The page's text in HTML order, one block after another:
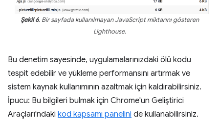
Şekil 6. Bir sayfada kullanılmayan JavaScript miktarını gösteren
Lighthouse.
Bu denetim sayesinde, uygulamalarınızdaki ölü kodu
tespit edebilir ve yükleme performansını artırmak ve
sistem kaynak kullanımının azaltmak için kaldırabilirsiniz.
İpucu: Bu bilgileri bulmak için Chrome'un Geliştirici
Araçları'ndaki kod kapsamı panelini de kullanabilirsiniz.